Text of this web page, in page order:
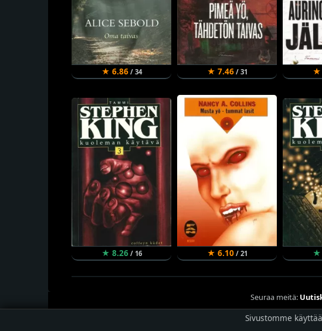
★ 6.86/ 34 ★ 7.46/ 31 ★
★ 8.26/ 16 ★ 6.10/ 21 ★
Seuraa meitä:
©
Sivustomme